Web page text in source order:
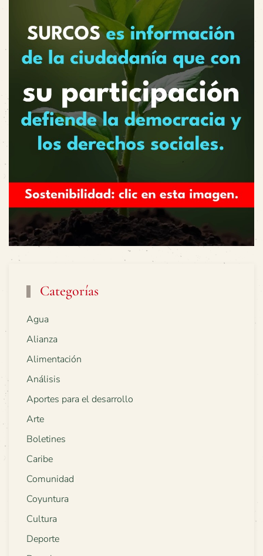
Categorías
Agua
Alianza
Alimentación
Análisis
Aportes para el desarrollo
Arte
Boletines
Caribe
Comunidad
Coyuntura
Cultura
Deporte